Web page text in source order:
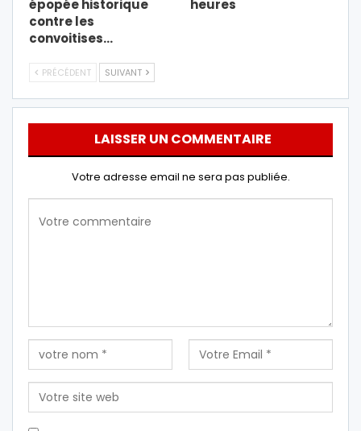
épopée historique
contre les
convoitises…
heures
PRÉCÉDENT SUIVANT
LAISSER UN COMMENTAIRE
Votre adresse email ne sera pas publiée.